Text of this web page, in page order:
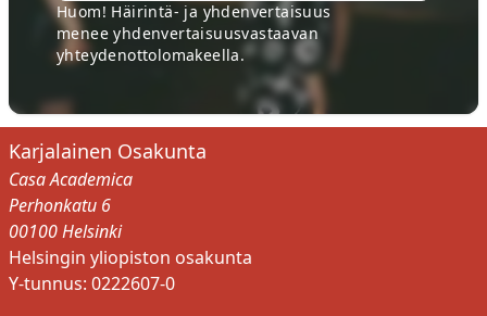
Huom! Häirintä- ja yhdenvertaisuus
meneeyhdenvertaisuusvastaavan
yhteydenottolomakeella.
Karjalainen Osakunta
Casa Academica
Perhonkatu 6
00100 Helsinki
Helsingin yliopiston osakunta
Y-tunnus: 0222607-0